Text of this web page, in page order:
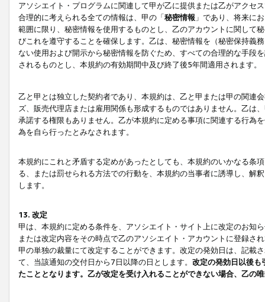
アソシエイト・プログラムに関連して甲が乙に提供または乙がアクセ
合理的に考えられる全ての情報は、甲の「秘密情報 」であり、将来に
範囲に限り、秘密情報を使用するものとし、乙のアカウントに関して
びこれを遵守することを確保します。乙は、秘密情報を（秘密保持義
ない使用および開示から秘密情報を防ぐため、すべての合理的な手段
されるものとし、本規約の有効期間中及び終了後5年間適用されます。
乙と甲とは独立した契約者であり、本規約は、乙と甲または甲の関連
ズ、販売代理店または雇用関係も形成するものではありません。乙は
承諾する権限もありません。乙が本規約に定める事項に関連する行為
為を自ら行ったとみなされます。
本規約にこれと矛盾する定めがあったとしても、本規約のいかなる条
る、または罰せられる方法での行動を、本規約の当事者に誘導し、解
します。
13. 改定
甲は、本規約に定める条件を、アソシエイト・サイト上に改定のお知
または改定内容をその時点で乙のアソシエイト・アカウントに登録さ
甲の単独の裁量にて改定することができます。改定の発効日は、記載
て、当該通知の交付日から7日以降の日とします。 改定の発効日以後も
たこととなります。乙が改定を受け入れることができない場合、乙の